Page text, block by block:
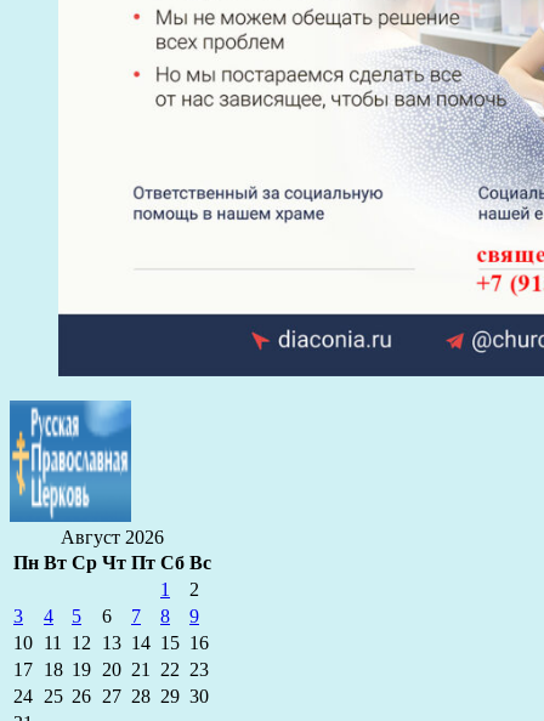
Август 2026
Пн Вт Ср Чт Пт Сб Вс
1
2
3
4 5 6 7 8
9
10 11 12 13 14 15 16
17 18 19 20 21 22 23
24 25 26 27 28 29 30